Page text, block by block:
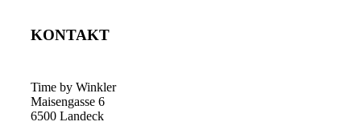
KONTAKT
Time by Winkler
Maisengasse 6
6500 Landeck